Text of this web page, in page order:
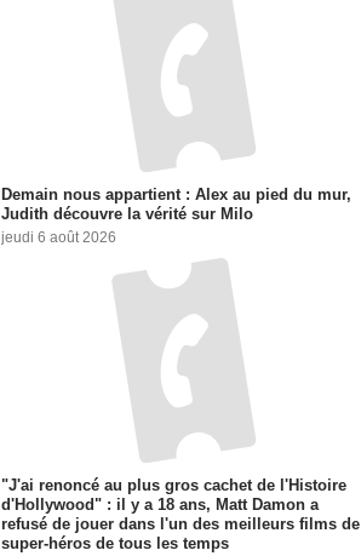
Demain nous appartient : Alex au pied du mur,
Judith découvre la vérité sur Milo
jeudi 6 août 2026
"J'ai renoncé au plus gros cachet de l'Histoire
d'Hollywood" : il y a 18 ans, Matt Damon a
refusé de jouer dans l'un des meilleurs films de
super-héros de tous les temps